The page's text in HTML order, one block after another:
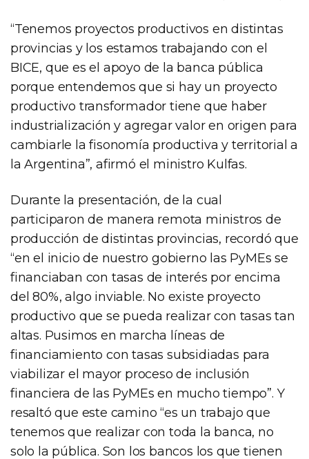
“Tenemos proyectos productivos en distintas
provincias y los estamos trabajando con el
BICE, que es el apoyo de la banca pública
porque entendemos que si hay un proyecto
productivo transformador tiene que haber
industrialización y agregar valor en origen para
cambiarle la fisonomía productiva y territorial a
la Argentina”, afirmó el ministro Kulfas.
Durante la presentación, de la cual
participaron de manera remota ministros de
producción de distintas provincias, recordó que
“en el inicio de nuestro gobierno las PyMEs se
financiaban con tasas de interés por encima
del 80%, algo inviable. No existe proyecto
productivo que se pueda realizar con tasas tan
altas. Pusimos en marcha líneas de
financiamiento con tasas subsidiadas para
viabilizar el mayor proceso de inclusión
financiera de las PyMEs en mucho tiempo”. Y
resaltó que este camino “es un trabajo que
tenemos que realizar con toda la banca, no
solo la pública. Son los bancos los que tienen